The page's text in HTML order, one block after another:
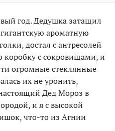
год. Дедушка затащил
ароматную
достал с антресолей
с сокровищами, и
огромные стеклянные
их не уронить,
Дед Мороз в
и я с высокой
что-то из Агнии